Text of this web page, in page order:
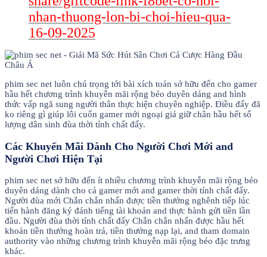
nhan-thuong-lon-bi-choi-hieu-qua-
16-09-2025
phim sec net luôn chú trọng tới bài xích toán sở hữu đến cho gamer
hầu hết chương trình khuyễn mãi rộng béo duyên dáng and hình
thức vấp ngã sung người thân thực hiện chuyên nghiệp. Điều đấy đã
ko riêng gì giúp lôi cuốn gamer mới ngoại giả giữ chân hầu hết số
lượng dân sinh đùa thời tính chất đấy.
Các Khuyến Mãi Dành Cho Người Chơi Mới and
Người Chơi Hiện Tại
phim sec net sở hữu đến ít nhiều chương trình khuyễn mãi rộng béo
duyên dáng dành cho cả gamer mới and gamer thời tính chất đấy.
Người đùa mới Chắn chắn nhấn được tiền thưởng nghênh tiếp lúc
tiến hành đăng ký đánh tiếng tài khoản and thực hành gửi tiền lần
đầu. Người đùa thời tính chất đấy Chắn chắn nhấn được hầu hết
khoản tiền thưởng hoàn trả, tiền thưởng nạp lại, and tham domain
authority vào những chương trình khuyễn mãi rộng béo đặc trưng
khác.